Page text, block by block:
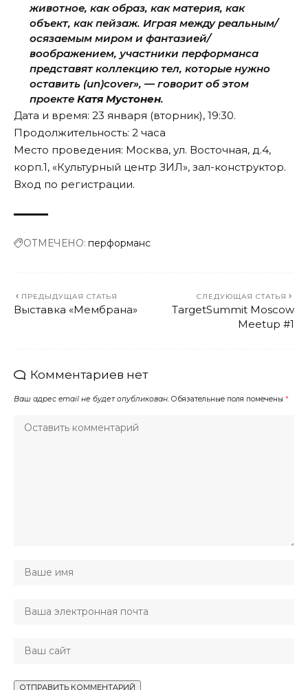
животное, как образ, как материя, как
объект, как пейзаж. Играя между реальным/
осязаемым миром и фантазией/
воображением, участники перформанса
представят коллекцию тел, которые нужно
оставить (un)cover», — говорит об этом
проекте Катя Мустонен.
Дата и время: 23 января (вторник), 19:30.
Продолжительность: 2 часа
Место проведения: Москва, ул. Восточная, д.4,
корп.1, «Культурный центр ЗИЛ», зал-конструктор.
Вход по регистрации.
ОТМЕЧЕНО: перформанс
ПРЕДЫДУЩАЯ СТАТЬЯ
Выставка «Мембрана»
СЛЕДУЮЩАЯ СТАТЬЯ
TargetSummit Moscow
Meetup #1
Комментариев нет
Ваш адрес email не будет опубликован. Обязательные поля помечены *